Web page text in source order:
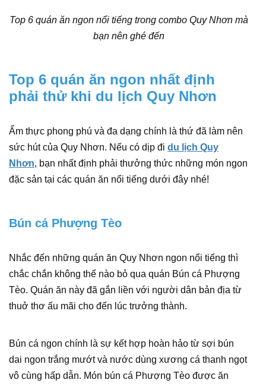
Top 6 quán ăn ngon nổi tiếng trong combo Quy Nhơn mà
bạn nên ghé đến
Top 6 quán ăn ngon nhất định
phải thử khi du lịch Quy Nhơn
Ẩm thực phong phú và đa dạng chính là thứ đã làm nên
sức hút của Quy Nhơn. Nếu có dịp đi du lịch Quy
Nhơn, bạn nhất định phải thưởng thức những món ngon
đặc sản tại các quán ăn nổi tiếng dưới đây nhé!
Bún cá Phượng Tèo
Nhắc đến những quán ăn Quy Nhơn ngon nổi tiếng thì
chắc chắn không thể nào bỏ qua quán Bún cá Phượng
Tèo. Quán ăn này đã gắn liền với người dân bản địa từ
thuở thơ ấu mãi cho đến lúc trưởng thành.
Bún cá ngon chính là sự kết hợp hoàn hảo từ sợi bún
dai ngon trắng mướt và nước dùng xương cá thanh ngọt
vô cùng hấp dẫn. Món bún cá Phượng Tèo được ăn